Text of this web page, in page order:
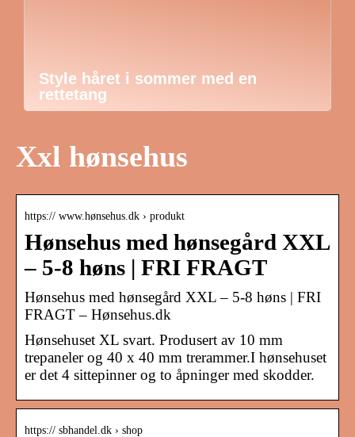
Style håret i sommer med en
rettetang
Xxl hønsehus
https:// www.hønsehus.dk › produkt
Hønsehus med hønsegård XXL
– 5-8 høns | FRI FRAGT
Hønsehus med hønsegård XXL – 5-8 høns | FRI
FRAGT – Hønsehus.dk
Hønsehuset XL svart. Produsert av 10 mm
trepaneler og 40 x 40 mm trerammer.I hønsehuset
er det 4 sittepinner og to åpninger med skodder.
https:// sbhandel.dk › shop